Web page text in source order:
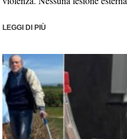
LEGGI DI PIÙ